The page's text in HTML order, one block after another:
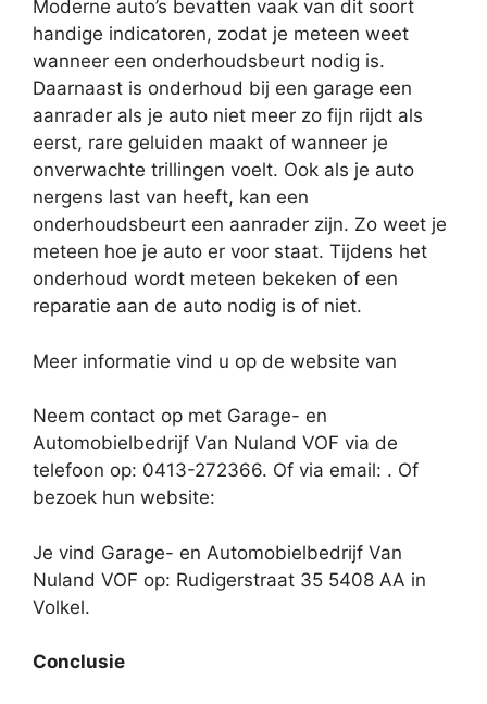
Moderne auto’s bevatten vaak van dit soort
handige indicatoren, zodat je meteen weet
wanneer een onderhoudsbeurt nodig is.
Daarnaast is onderhoud bij een garage een
aanrader als je auto niet meer zo fijn rijdt als
eerst, rare geluiden maakt of wanneer je
onverwachte trillingen voelt. Ook als je auto
nergens last van heeft, kan een
onderhoudsbeurt een aanrader zijn. Zo weet je
meteen hoe je auto er voor staat. Tijdens het
onderhoud wordt meteen bekeken of een
reparatie aan de auto nodig is of niet.
Meer informatie vind u op de website van
Neem contact op met Garage- en
Automobielbedrijf Van Nuland VOF via de
telefoon op: 0413-272366. Of via email: . Of
bezoek hun website:
Je vind Garage- en Automobielbedrijf Van
Nuland VOF op: Rudigerstraat 35 5408 AA in
Volkel.
Conclusie